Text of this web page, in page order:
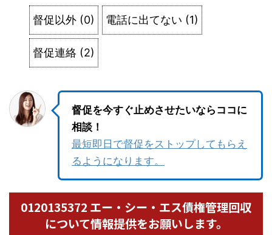
督促以外 (0) 電話に出てない (1)
督促連絡 (2)
督促を今すぐ止めさせたいならココに
相談！
最短即日で督促をストップしてもらえ
るようになります。
0120135372 エー・シー・エス債権管理回収
について情報提供をお願いします。